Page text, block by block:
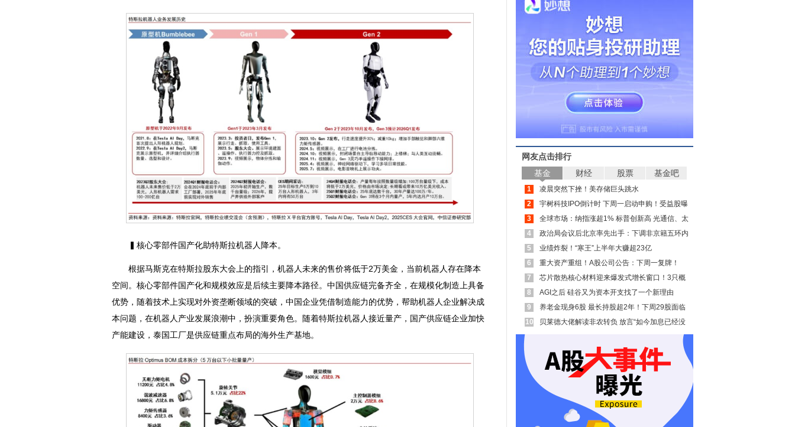
▍核心零部件国产化助特斯拉机器人降本。
根据马斯克在特斯拉股东大会上的指引，机器人未来的售价将低于2万美金，当前机器人存在降本
空间。核心零部件国产化和规模效应是后续主要降本路径。中国供应链完备齐全，在规模化制造上具备
优势，随着技术上实现对外资垄断领域的突破，中国企业凭借制造能力的优势，帮助机器人企业解决成
本问题，在机器人产业发展浪潮中，扮演重要角色。随着特斯拉机器人接近量产，国产供应链企业加快
产能建设，泰国工厂是供应链重点布局的海外生产基地。
网友点击排行
基金
财经 股票 基金吧
1
凌晨突然下挫！美存储巨头跳水
2
宇树科技IPO倒计时 下周一启动申购！受益股曝
光
3
全球市场：纳指涨超1% 标普创新高 光通信、太
空板块大涨 SpaceX涨超15%
4
政治局会议后北京率先出手：下调非京籍五环内
购房门槛 公积金贷款最高可达340万元
5
业绩炸裂！“寒王”上半年大赚超23亿
6
重大资产重组！A股公司公告：下周一复牌！
7
芯片散热核心材料迎来爆发式增长窗口！3只概
念股年内涨幅翻倍
8
AGI之后 硅谷又为资本开支找了一个新理由
9
养老金现身6股 最长持股超2年！下周29股面临
解禁（附股）
10
贝莱德大佬解读非农转负 放言“如今加息已经没